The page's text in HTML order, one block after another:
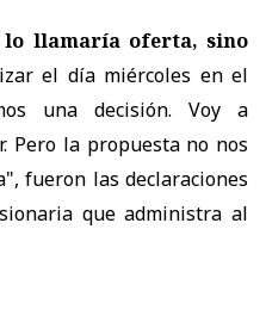
lo llamaría oferta, sino
el día miércoles en el
una decisión. Voy a
Pero la propuesta no nos
fueron las declaraciones
que administra al